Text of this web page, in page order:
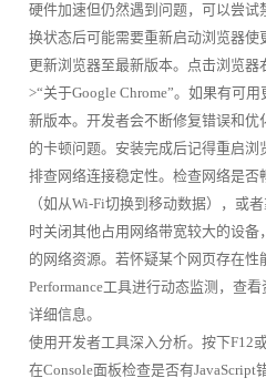
硬件加速但仍然遇到问题，可以尝
换状态后可能需要重新启动浏览器使
更新浏览器至最新版本。点击浏览器
>“关于Google Chrome”。如果有可
新版本。开发者会不断修复错误和优
的卡顿问题。安装完成后记得重启浏
排查网络连接稳定性。检查网络是
（如从Wi-Fi切换到移动数据），或
时关闭其他占用网络带宽较大的设备
的网络资源。若怀疑某个网页存在性
Performance工具进行动态监测，查
详细信息。
使用开发者工具深入分析。按下F12
在Console面板检查是否有